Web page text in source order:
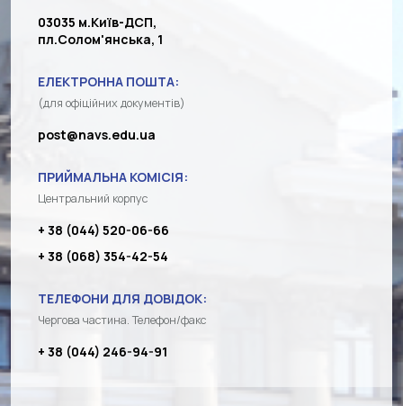
03035 м.Київ-ДСП,
пл.Солом'янська, 1
ЕЛЕКТРОННА ПОШТА:
(для офіційних документів)
post@navs.edu.ua
ПРИЙМАЛЬНА КОМІСІЯ:
Центральний корпус
+ 38 (044) 520-06-66
+ 38 (068) 354-42-54
ТЕЛЕФОНИ ДЛЯ ДОВІДОК:
Чергова частина. Телефон/факс
+ 38 (044) 246-94-91